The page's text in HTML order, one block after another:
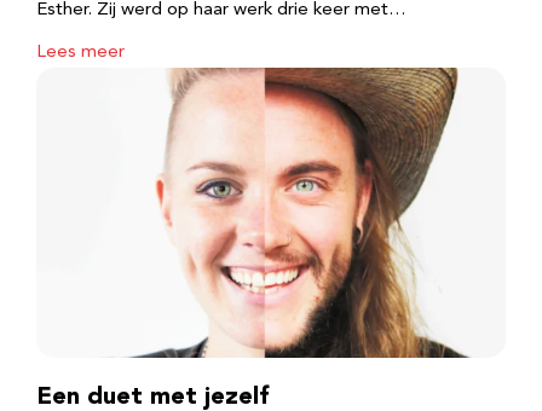
Esther. Zij werd op haar werk drie keer met…
Lees meer
Een duet met jezelf